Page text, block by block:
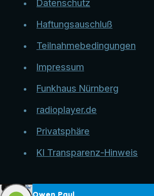
Datenschutz
Haftungsauschluß
Teilnahmebedingungen
Impressum
Funkhaus Nürnberg
radioplayer.de
Privatsphäre
KI Transparenz-Hinweis